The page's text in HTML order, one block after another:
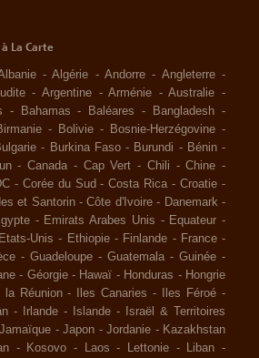
La Carte
-Algérie -Andorre - Angleterre -
-Argentine -Arménie -Australie -
- Bahamas - Baléares - Bangladesh -
- Bolivie - Bosnie-Herzégovine -
- Burkina Faso - Burundi - Bénin -
- Canada - Cap Vert - Chili -Chine -
- Corée du Sud -Costa Rica -Croatie -
et Santorin -Côte d'Ivoire - Danemark -
- Emirats Arabes Unis - Equateur -
Etats-Unis - Ethiopie - Finlande - France -
- Guadeloupe - Guatemala - Guinée -
- Géorgie - Hawaï - Honduras - Hongrie
la Réunion - Iles Canaries - Iles Féroé -
- Irlande - Islande -
Israël & Territoires
Jamaïque - Japon - Jordanie - Kazakhstan
- Kosovo - Laos - Lettonie - Liban -